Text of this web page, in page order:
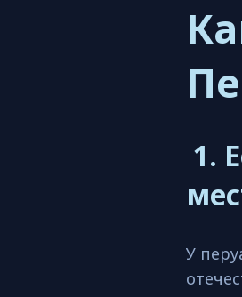
1.
У